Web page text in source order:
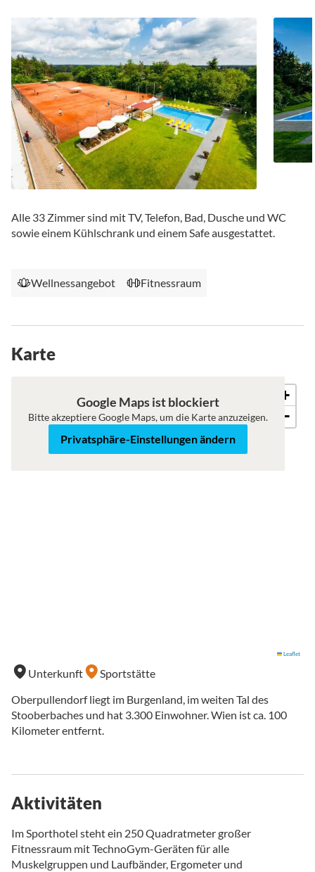
Alle 33 Zimmer sind mit TV, Telefon, Bad, Dusche und WC
sowie einem Kühlschrank und einem Safe ausgestattet.
Wellnessangebot Fitnessraum
Karte
Satellit
+
−
Leaflet
Google Maps ist blockiert
Bitte akzeptiere Google Maps, um die Karte anzuzeigen.
Privatsphäre-Einstellungen ändern
Unterkunft
Sportstätte
Oberpullendorf liegt im Burgenland, im weiten Tal des
Stooberbaches und hat 3.300 Einwohner. Wien ist ca. 100
Kilometer entfernt.
Aktivitäten
Im Sporthotel steht ein 250 Quadratmeter großer
Fitnessraum mit TechnoGym-Geräten für alle
Muskelgruppen und Laufbänder, Ergometer und